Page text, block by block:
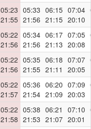
05:23
21:55
05:33
21:56
06:15
21:15
07:04
20:10
05:22
21:56
05:34
21:56
06:17
21:13
07:05
20:08
05:22
21:56
05:35
21:55
06:18
21:11
07:07
20:05
05:22
21:57
05:36
21:54
06:20
21:09
07:09
20:03
05:22
21:58
05:38
21:53
06:21
21:07
07:10
20:01